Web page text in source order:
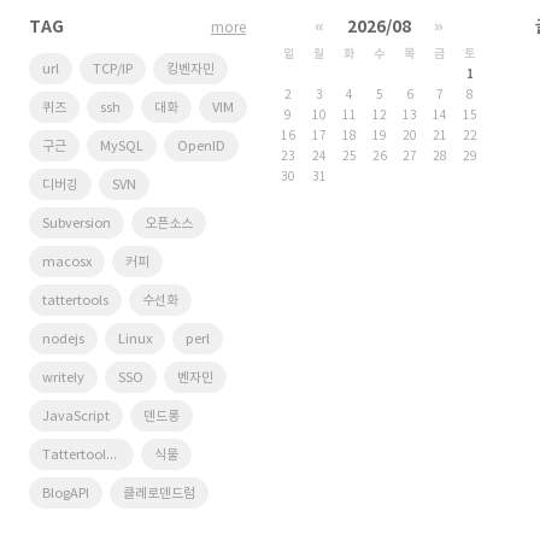
TAG
url TCP/IP 킹벤자민
퀴즈 ssh 대화 VIM
구근 MySQL OpenID
디버깅 SVN
Subversion 오픈소스
macosx 커피
tattertools 수선화
nodejs Linux perl
writely SSO 벤자민
JavaScript 덴드롱
Tattertools plugin 식물
BlogAPI 클레로덴드럼
more « 2026/08 »
일 월 화 수 목 금
토
1
2
3 4 5 6 7
8
9
10 11 12 13 14
15
16
17 18 19 20 21
22
23
24 25 26 27 28
29
30
31